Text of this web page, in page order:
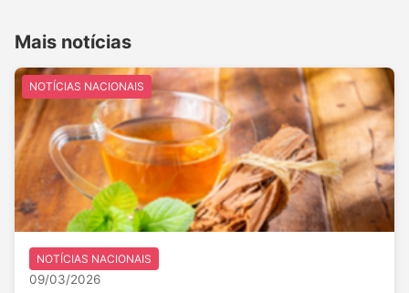
Mais notícias
NOTÍCIAS NACIONAIS
NOTÍCIAS NACIONAIS
09/03/2026